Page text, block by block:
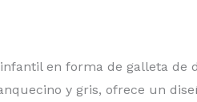
1.669,80 €
en forma de galleta de
y gris, ofrece un